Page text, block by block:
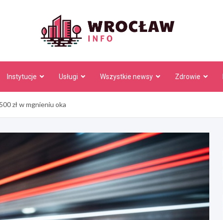
Instytucje Usługi Wszystkie newsy Zdrowie
zł w mgnieniu oka